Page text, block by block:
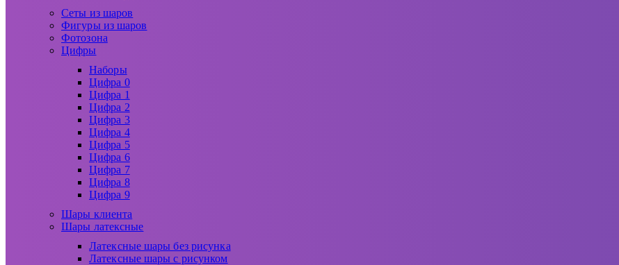
Сеты из шаров
Фигуры из шаров
Фотозона
Цифры
Наборы
Цифра 0
Цифра 1
Цифра 2
Цифра 3
Цифра 4
Цифра 5
Цифра 6
Цифра 7
Цифра 8
Цифра 9
Шары клиента
Шары латексные
Латексные шары без рисунка
Латексные шары с рисунком